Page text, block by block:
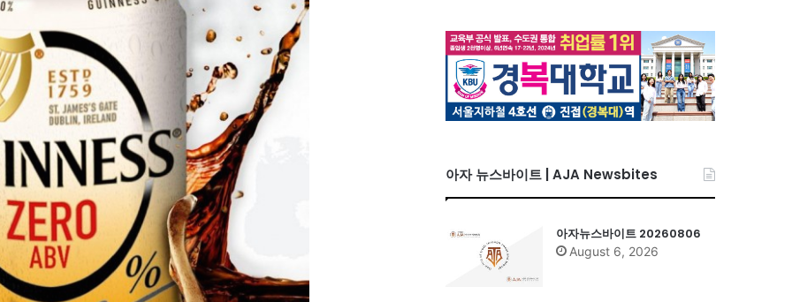
아자 뉴스바이트 | AJA Newsbites
아자뉴스바이트 20260806
August 6, 2026